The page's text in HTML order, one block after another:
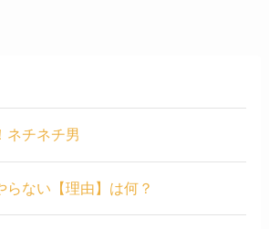
ネチネチ男
らない【理由】は何？